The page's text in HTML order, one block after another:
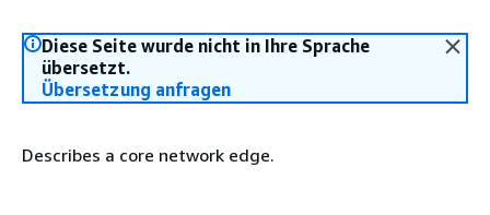
Diese Seite wurde nicht in Ihre Sprache
übersetzt.
Übersetzung anfragen
Describes a core network edge.